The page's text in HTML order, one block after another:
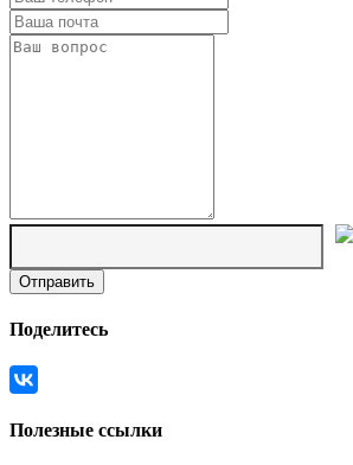
Поделитесь
Полезные ссылки